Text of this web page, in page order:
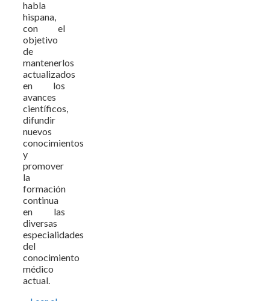
habla
hispana,
con el
objetivo
de
mantenerlos
actualizados
en los
avances
científicos,
difundir
nuevos
conocimientos
y
promover
la
formación
continua
en las
diversas
especialidades
del
conocimiento
médico
actual.